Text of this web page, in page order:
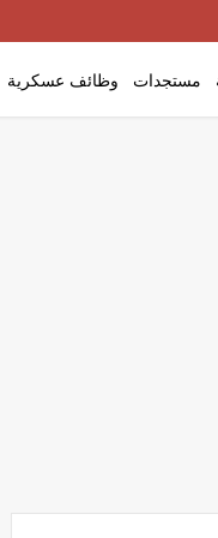
مستجدات وظائف عسكرية